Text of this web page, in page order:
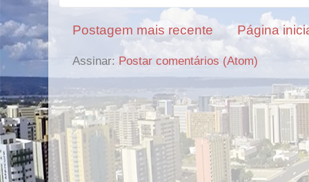
Postagem mais recente Página
Assinar: Postar comentários (Atom)